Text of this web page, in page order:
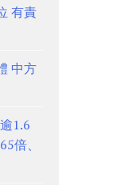
有責
中方
1.6
倍、